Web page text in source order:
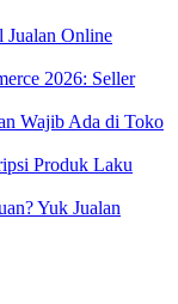
Jualan Online
2026: Seller
Wajib Ada di Toko
Produk Laku
Yuk Jualan